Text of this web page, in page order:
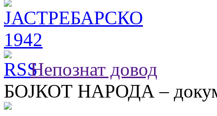
Непознат довод
БОЈКОТ НАРОДА –